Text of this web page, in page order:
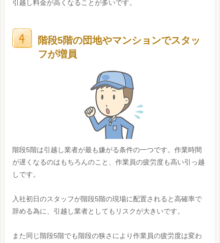
引越し料金が高くなることが多いです。
階段5階の団地やマンションでスタッ
フが増員
階段5階は引越し業者が最も嫌がる条件の一つです。作業時間
が遅くなるのはもちろんのこと、作業員の疲労度も高い引っ越
しです。
入社初日のスタッフが階段5階の現場に配置されると高確率で
辞める為に、引越し業者としてもリスクが大きいです。
また同じ階段5階でも階段の狭さにより作業員の疲労度は変わ